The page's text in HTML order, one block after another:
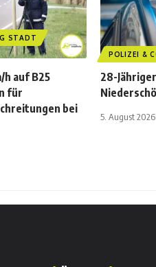
STADT
h auf B25
für
bei
POLIZEI &
28-
5. August 2026